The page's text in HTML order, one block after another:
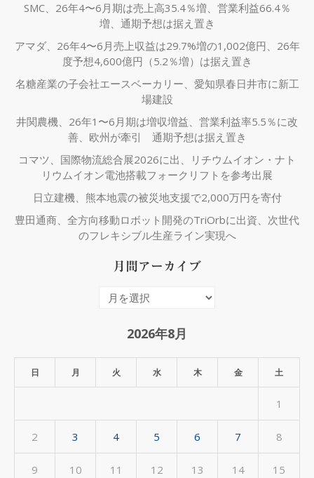
SMC、26年4〜6月期は売上高35.4％増、営業利益66.4％
増、通期予想は据え置き
アマダ、26年4〜6月売上収益は29.7%増の1,002億円、26年
度予想4,600億円（5.2％増）は据え置き
名糖産業の子会社エースベーカリー、愛知県春日井市に新工
場建設
井関農機、26年1〜6月期は増収増益、営業利益率5.5％に改
善、欧州が牽引 通期予想は据え置き
コマツ、国際物流総合展2026に出、リチウムイオン・ナト
リウムイオン電池搭載フォークリフトを参考出展
日立建機、熊本地震の被災地支援で2,000万円を寄付
豊田通商、全方向移動ロボット開発のTriOrbに出資、次世代
のフレキシブル生産ライン実現へ
月間アーカイブ
イ
2026年8月
日 月 火 水 木 金 土
1
2 3 4 5 6 7 8
9 10 11 12 13 14 15